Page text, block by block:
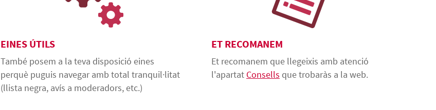
EINES ÚTILS
També posem a la teva disposició eines
perquè puguis navegar amb total tranquil·litat
(llista negra, avís a moderadors, etc.)
ET RECOMANEM
Et recomanem que llegeixis amb atenció
l'apartat Consells que trobaràs a la web.